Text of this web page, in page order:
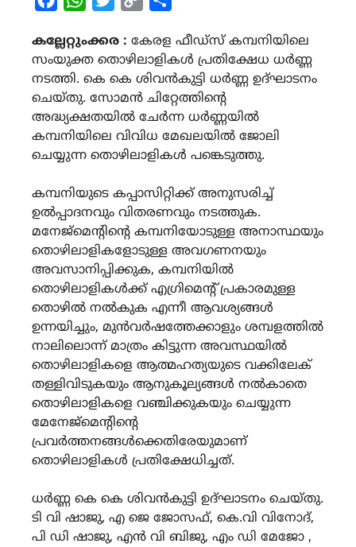
കല്ലേറ്റുംക്കര : കേരള ഫീഡ്സ് കമ്പനിയിലെ
സംയുക്ത തൊഴിലാളികൾ പ്രതിക്ഷേധ ധർണ്ണ
നടത്തി. കെ കെ ശിവൻകുട്ടി ധർണ്ണ ഉദ്‌ഘാടനം
ചെയ്തു. സോമൻ ചിറ്റേത്തിൻ്റെ
അദ്ധ്യക്ഷതയിൽ ചേർന്ന ധർണ്ണയിൽ
കമ്പനിയിലെ വിവിധ മേഖലയിൽ ജോലി
ചെയ്യുന്ന തൊഴിലാളികൾ പങ്കെടുത്തു.
കമ്പനിയുടെ കപ്പാസിറ്റിക്ക് അനുസരിച്ച്
ഉൽപ്പാദനവും വിതരണവും നടത്തുക.
മനേജ്മെൻ്റിൻ്റെ കമ്പനിയോടുള്ള അനാസ്ഥയും
തൊഴിലാളികളോടുള്ള അവഗണനയും
അവസാനിപ്പിക്കുക, കമ്പനിയിൽ
തൊഴിലാളികൾക്ക് എഗ്രിമെൻ്റ് പ്രകാരമുള്ള
തൊഴിൽ നൽകുക എന്നീ ആവശ്യങ്ങൾ
ഉന്നയിച്ചും, മുൻവർഷത്തേക്കാളും ശമ്പളത്തിൽ
നാലിലൊന്ന് മാത്രം കിട്ടുന്ന അവസ്ഥയിൽ
തൊഴിലാളികളെ ആത്മഹത്യയുടെ വക്കിലേക്
തള്ളിവിടുകയും ആനുകൂല്യങ്ങൾ നൽകാതെ
തൊഴിലാളികളെ വഞ്ചിക്കുകയും ചെയ്യുന്ന
മേനേജ്മെൻ്റിൻ്റെ
പ്രവർത്തനങ്ങൾക്കെതിരേയുമാണ്
തൊഴിലാളികൾ പ്രതിക്ഷേധിച്ചത്.
ധർണ്ണ കെ കെ ശിവൻകുട്ടി ഉദ്‌ഘാടനം ചെയ്തു.
ടി വി ഷാജു, എ ജെ ജോസഫ്, കെ.വി വിനോദ്,
പി ഡി ഷാജു, എൻ വി ബിജു, എം ഡി മേജോ ,